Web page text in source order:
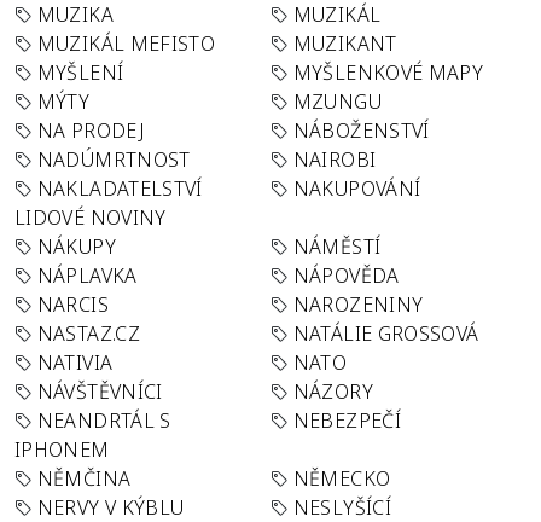
MUZIKA
MUZIKÁL
MUZIKÁL MEFISTO
MUZIKANT
MYŠLENÍ
MYŠLENKOVÉ MAPY
MÝTY
MZUNGU
NA PRODEJ
NÁBOŽENSTVÍ
NADÚMRTNOST
NAIROBI
NAKLADATELSTVÍ
LIDOVÉ NOVINY
NAKUPOVÁNÍ
NÁKUPY
NÁMĚSTÍ
NÁPLAVKA
NÁPOVĚDA
NARCIS
NAROZENINY
NASTAZ.CZ
NATÁLIE GROSSOVÁ
NATIVIA
NATO
NÁVŠTĚVNÍCI
NÁZORY
NEANDRTÁL S
IPHONEM
NEBEZPEČÍ
NĚMČINA
NĚMECKO
NERVY V KÝBLU
NESLYŠÍCÍ